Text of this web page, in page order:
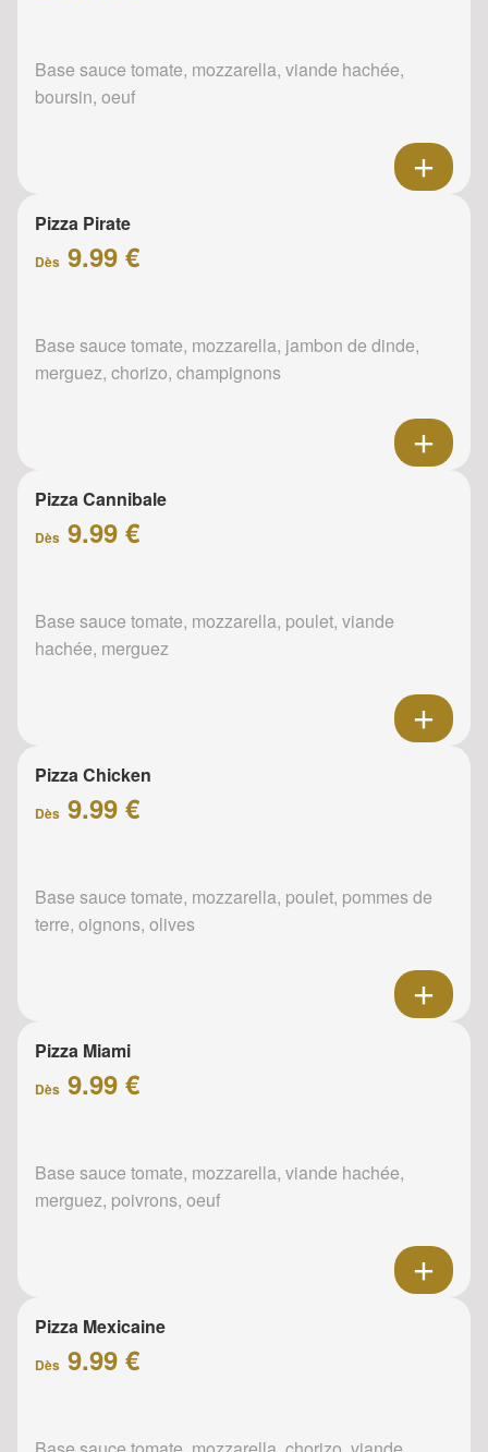
Base sauce tomate, mozzarella, viande hachée,
boursin, oeuf
Pizza Pirate
Dès 9.99 €
Base sauce tomate, mozzarella, jambon de dinde,
merguez, chorizo, champignons
Pizza Cannibale
Dès 9.99 €
Base sauce tomate, mozzarella, poulet, viande
hachée, merguez
Pizza Chicken
Dès 9.99 €
Base sauce tomate, mozzarella, poulet, pommes de
terre, oignons, olives
Pizza Miami
Dès 9.99 €
Base sauce tomate, mozzarella, viande hachée,
merguez, poivrons, oeuf
Pizza Mexicaine
Dès 9.99 €